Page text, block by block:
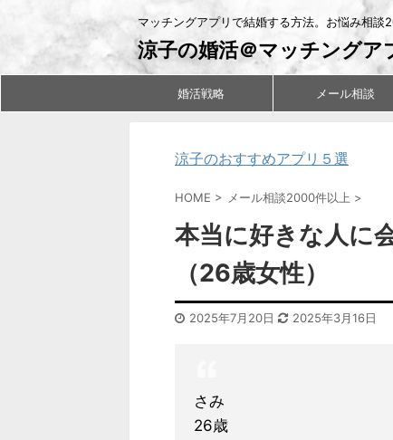
マッチングアプリで結婚する方法。お悩み相談
涼子の婚活＠マッチングア
婚活戦略 メール相談
涼子のおすすめアプリ５選
HOME > メール相談2000件以上 >
本当に好きな人に
（26歳女性）
2025年7月20日 2025年3月16日
さみ
26歳